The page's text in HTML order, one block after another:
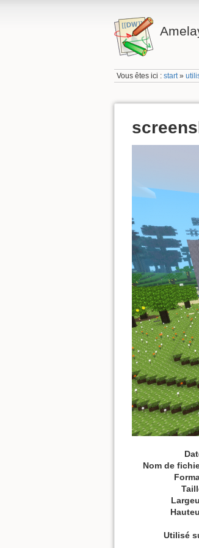
Vous êtes ici :start»
Nom de
Utilisé